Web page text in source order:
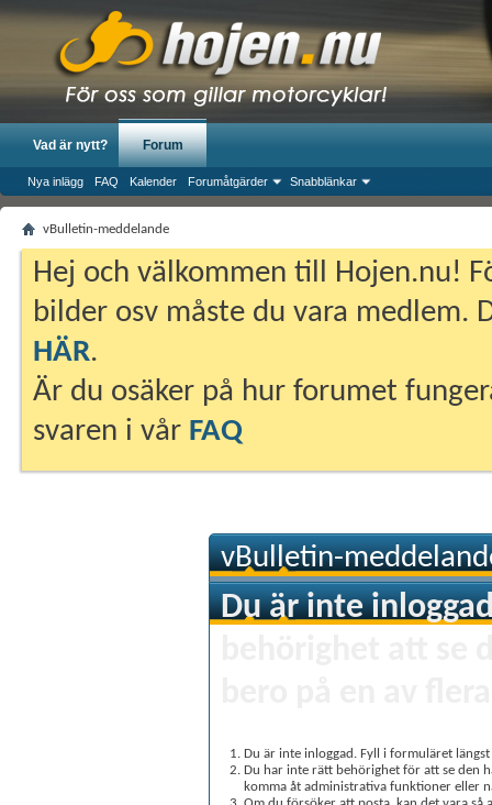
Vad är nytt? Forum
Nya inlägg FAQ Kalender Forumåtgärder Snabblänkar
vBulletin-meddelande
Hej och välkommen till Hojen.nu!
bilder osv måste du vara medlem.
HÄR.
Är du osäker på hur forumet
svaren i vår FAQ
vBulletin-
Du är inte
Du är inte inloggad. Fyll i formuläret
Du har inte rätt behörighet för att se den
komma åt administrativa funktioner eller